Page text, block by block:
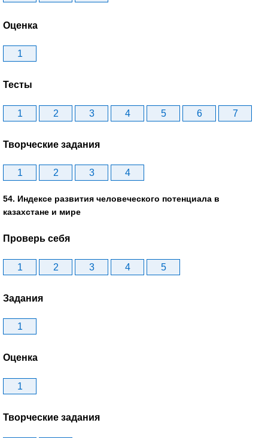
Оценка
1
Тесты
1 2 3 4 5 6 7
Творческие задания
1 2 3 4
54. Индексе развития человеческого потенциала в
казахстане и мире
Проверь себя
1 2 3 4 5
Задания
1
Оценка
1
Творческие задания